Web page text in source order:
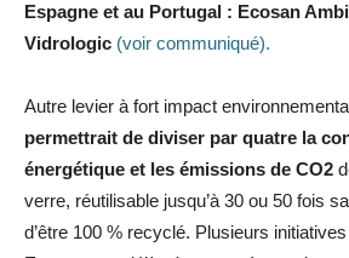
Espagne et au Portugal : Ecosan
Vidrologic (voir communiqué).
Autre levier à fort impact
permettrait de diviser par quatre la
énergétique et les émissions de CO2
verre, réutilisable jusqu’à 30 ou 50 fois
d’être 100 % recyclé. Plusieurs